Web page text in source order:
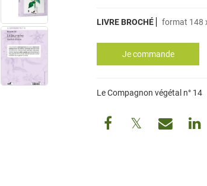
LIVRE BROCHÉ format 148
Le Compagnon végétal n° 14